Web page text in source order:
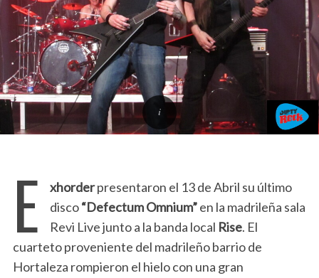
E xhorderpresentaron el 13 de Abril su último
disco“Defectum Omnium”en la madrileña sala
Revi Live junto a la banda local Rise. El
cuarteto proveniente del madrileño barrio de
Hortaleza rompieron el hielo con una gran